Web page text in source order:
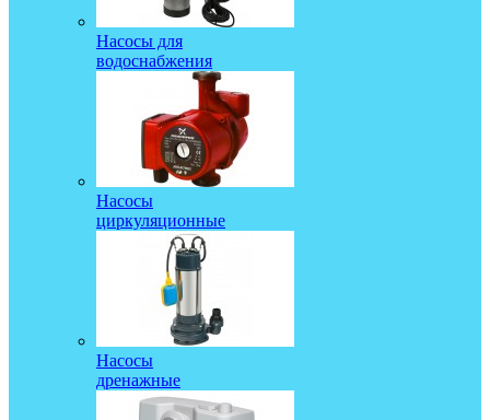
Насосы для
водоснабжения
Насосы
циркуляционные
Насосы
дренажные